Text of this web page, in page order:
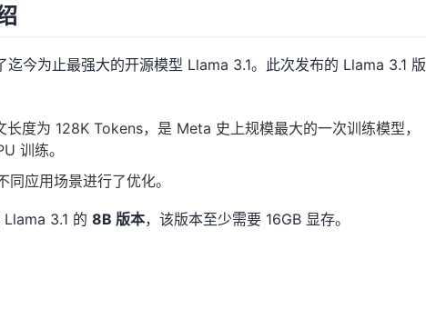
今为止最强大的开源模型 Llama 3.1。此次发布的 Llama 3.1 版
长度为 128K Tokens，是 Meta 史上规模最大的一次训练模型，
训练。
同应用场景进行了优化。
Llama 3.1 的8B 版本，该版本至少需要 16GB 显存。